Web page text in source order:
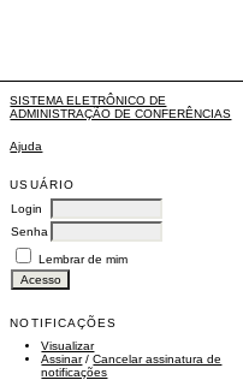
SISTEMA ELETRÔNICO DE
ADMINISTRAÇÃO DE CONFERÊNCIAS
Ajuda
USUÁRIO
Login
Senha
Lembrar de mim
NOTIFICAÇÕES
Visualizar
Assinar/Cancelar assinatura de
notificações